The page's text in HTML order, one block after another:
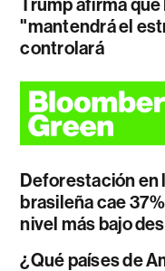
"mantendrá el
controlará
Deforestación en
brasileña cae
nivel más bajo
¿Qué países de